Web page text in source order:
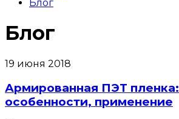
Блог
Блог
19 июня 2018
Армированная ПЭТ пленка:
особенности, применение